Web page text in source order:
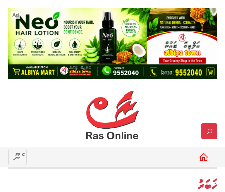
Ad
މެނޫ
ޚަބަރު